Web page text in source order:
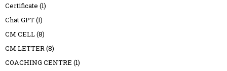
Certificate (1)
Chat GPT(1)
CM CELL(8)
CM LETTER(8)
COACHING CENTRE (1)